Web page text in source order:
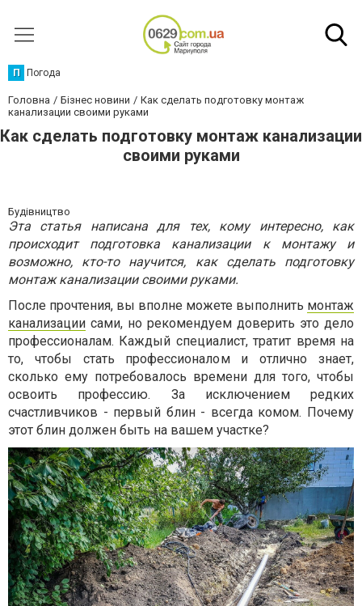
П Погода
Головна Бізнес новини
Как сделать подготовку монтаж
канализации своими руками
Как сделать подготовку монтаж канализации
своими руками
Будівництво
Эта статья написана для тех, кому интересно, как
происходит подготовка канализации к монтажу и
возможно, кто-то научится, как сделать подготовку
монтаж канализации своими руками.
После прочтения, вы вполне можете выполнить монтаж
канализации сами, но рекомендуем доверить это дело
профессионалам. Каждый специалист, тратит время на
то, чтобы стать профессионалом и отлично знает,
сколько ему потребовалось времени для того, чтобы
освоить профессию. За исключением редких
счастливчиков - первый блин - всегда комом. Почему
этот блин должен быть на вашем участке?